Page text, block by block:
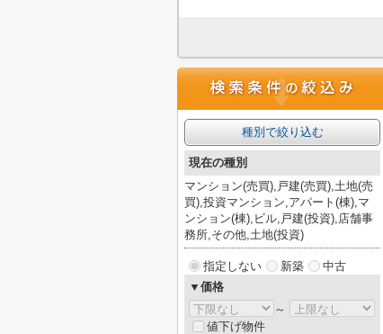
種別で絞り込む
現在の種別
マンション(売買),戸建(売買),土地(売
買),投資マンション,アパート(棟),マ
ンション(棟),ビル,戸建(投資),店舗事
務所,その他,土地(投資)
指定しない 新築
中古
▼価格
～
値下げ物件